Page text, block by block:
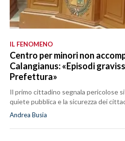
IL FENOMENO
Centro per minori non
Calangianus: «Episodi
Prefettura»
Il primo cittadino segnala pericolose
quiete pubblica e la sicurezza dei
Andrea Busia